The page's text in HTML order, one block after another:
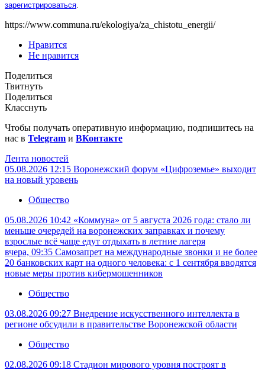
зарегистрироваться.
https://www.communa.ru/ekologiya/za_chistotu_energii/
Нравится
Не нравится
Поделиться
Твитнуть
Поделиться
Класснуть
Чтобы получать оперативную информацию, подпишитесь на
нас в Telegram и ВКонтакте
Лента новостей
05.08.2026 12:15 Воронежский форум «Цифроземье» выходит
на новый уровень
Общество
05.08.2026 10:42 «Коммуна» от 5 августа 2026 года: стало ли
меньше очередей на воронежских заправках и почему
взрослые всё чаще едут отдыхать в летние лагеря
вчера, 09:35 Самозапрет на международные звонки и не более
20 банковских карт на одного человека: с 1 сентября вводятся
новые меры против кибермошенников
Общество
03.08.2026 09:27 Внедрение искусственного интеллекта в
регионе обсудили в правительстве Воронежской области
Общество
02.08.2026 09:18 Стадион мирового уровня построят в